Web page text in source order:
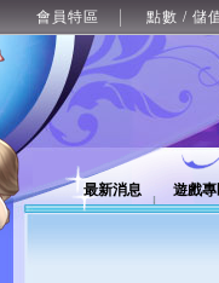
會員特區 點數 / 儲
最新消息 遊戲